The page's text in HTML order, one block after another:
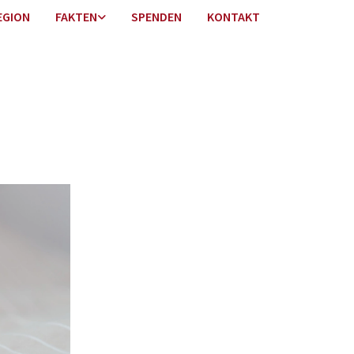
FAKTEN SPENDEN KONTAKT